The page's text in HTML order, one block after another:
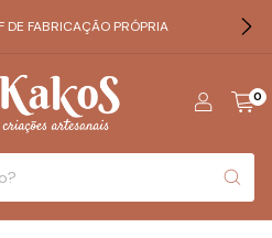
DE FABRICAÇÃO PRÓPRIA
0